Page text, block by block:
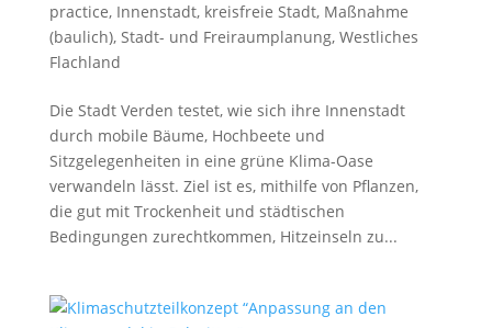
practice, Innenstadt, kreisfreie Stadt, Maßnahme
(baulich), Stadt- und Freiraumplanung, Westliches
Flachland
Die Stadt Verden testet, wie sich ihre Innenstadt
durch mobile Bäume, Hochbeete und
Sitzgelegenheiten in eine grüne Klima-Oase
verwandeln lässt. Ziel ist es, mithilfe von Pflanzen,
die gut mit Trockenheit und städtischen
Bedingungen zurechtkommen, Hitzeinseln zu...